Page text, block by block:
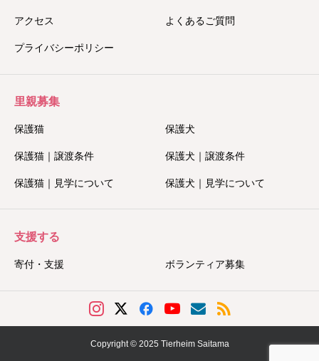
アクセス よくあるご質問
プライバシーポリシー
里親募集
保護猫 保護犬
保護猫｜譲渡条件 保護犬｜譲渡条件
保護猫｜見学について 保護犬｜見学について
支援する
寄付・支援 ボランティア募集
Copyright © 2025 Tierheim Saitama